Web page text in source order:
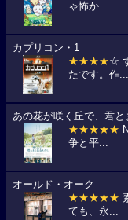
ゃ怖か...
カプリコン・1
★★★★☆
たです。作...
あの花が咲く丘で、君と
★★★★★
争と平...
オールド・オーク
★★★★★
ても、永...